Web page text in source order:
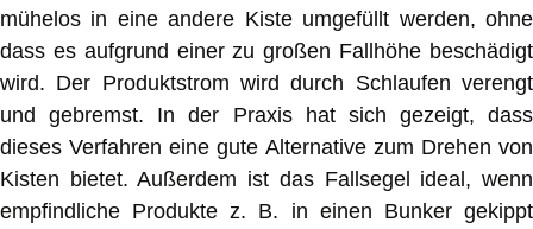
mühelos in eine andere Kiste umgefüllt werden, ohne
dass es aufgrund einer zu großen Fallhöhe beschädigt
wird. Der Produktstrom wird durch Schlaufen verengt
und gebremst. In der Praxis hat sich gezeigt, dass
dieses Verfahren eine gute Alternative zum Drehen von
Kisten bietet. Außerdem ist das Fallsegel ideal, wenn
empfindliche Produkte z. B. in einen Bunker gekippt